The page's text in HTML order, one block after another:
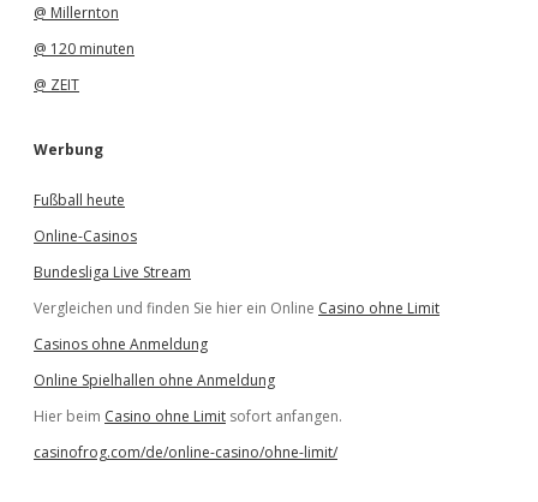
@ Millernton
@ 120 minuten
@ ZEIT
Werbung
Fußball heute
Online-Casinos
Bundesliga Live Stream
Vergleichen und finden Sie hier ein Online Casino ohne Limit
Casinos ohne Anmeldung
Online Spielhallen ohne Anmeldung
Hier beim Casino ohne Limit sofort anfangen.
casinofrog.com/de/online-casino/ohne-limit/